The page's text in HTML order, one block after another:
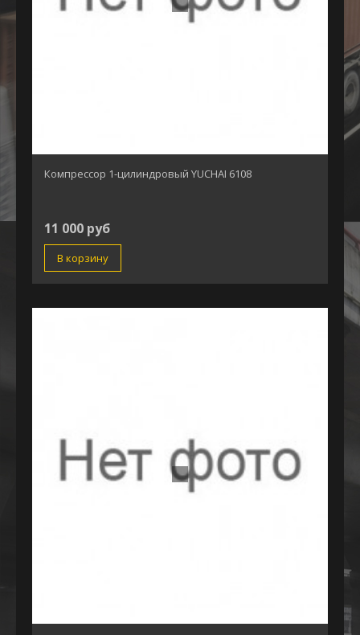
Компрессор 1-цилиндровый YUCHAI 6108
11 000 руб
В корзину